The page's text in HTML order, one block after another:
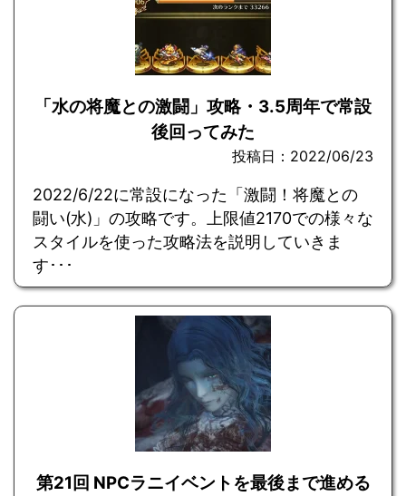
「水の将魔との激闘」攻略・3.5周年で常設
後回ってみた
投稿日：2022/06/23
2022/6/22に常設になった「激闘！将魔との
闘い(水)」の攻略です。上限値2170での様々な
スタイルを使った攻略法を説明していきま
す･･･
第21回 NPCラニイベントを最後まで進める